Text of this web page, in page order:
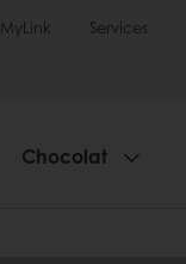
MyLink Services
Chocolat